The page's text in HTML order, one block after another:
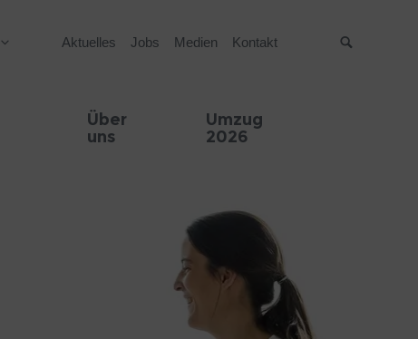
Aktuelles Jobs Medien Kontakt
Über
uns
Umzug
2026